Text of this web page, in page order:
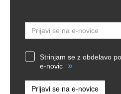
Strinjam se z obdelavo
e-novic
»
Prijavi se na e-novice